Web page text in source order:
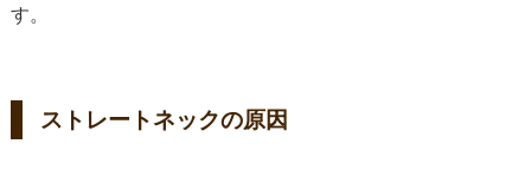
す。
ストレートネックの原因